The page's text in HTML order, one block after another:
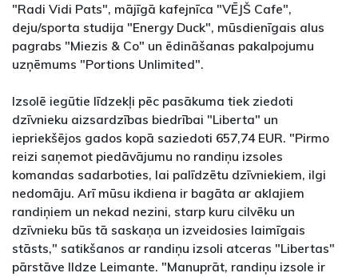
"Radi Vidi Pats", mājīgā kafejnīca "VĒJŠ Cafe",
deju/sporta studija "Energy Duck", mūsdienīgais alus
pagrabs "Miezis & Co" un ēdināšanas pakalpojumu
uzņēmums "Portions Unlimited".
Izsolē iegūtie līdzekļi pēc pasākuma tiek ziedoti
dzīvnieku aizsardzības biedrībai "Liberta" un
iepriekšējos gados kopā saziedoti 657,74 EUR. "Pirmo
reizi saņemot piedāvājumu no randiņu izsoles
komandas sadarboties, lai palīdzētu dzīvniekiem, ilgi
nedomāju. Arī mūsu ikdiena ir bagāta ar aklajiem
randiņiem un nekad nezini, starp kuru cilvēku un
dzīvnieku būs tā saskaņa un izveidosies laimīgais
stāsts," satikšanos ar randiņu izsoli atceras "Libertas"
pārstāve Ildze Leimante. "Manuprāt, randiņu izsole ir